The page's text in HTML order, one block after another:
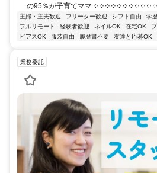
の95％が子育てママ ༶ ༶ ༶ ༶ ༶ ༶ ༶ ༶ ༶ ༶
主婦・主夫歓迎 フリーター歓迎 シフト自由 学
フルリモート
経験者歓迎 ネイルOK 在宅OK
ピアスOK
服装自由 履歴書不要 友達と応募OK
業務委託